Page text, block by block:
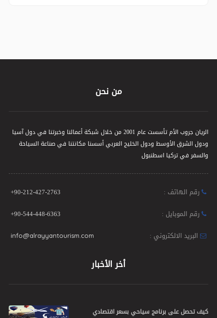
من نحن
الريان جروب الأم تأسست عام 2001 من خلال شبكة أعمالنا وخبرتنا في دول آسيا
ودول الشرق الأوسط ودول الخليج العربي أسسنا مكانتنا في صناعة السياحة
والسفر في تركيا اسطنبول
رقم الهاتف :
+90-212-427-2763
رقم الموبايل :
+90-544-448-6363
البريد الالكتروني :
info@alrayyantourism.com
أخر الأخبار
كيف تحصل على برنامج سياحي بسعر اقتصادي